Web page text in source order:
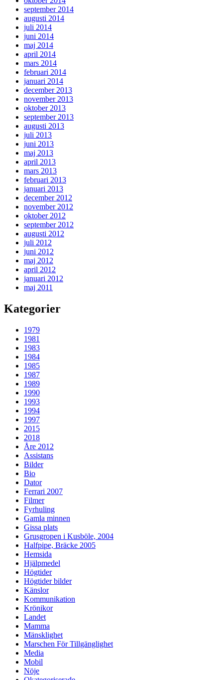
september 2014
augusti 2014
juli 2014
juni 2014
maj 2014
april 2014
mars 2014
februari 2014
januari 2014
december 2013
november 2013
oktober 2013
september 2013
augusti 2013
juli 2013
juni 2013
maj 2013
april 2013
mars 2013
februari 2013
januari 2013
december 2012
november 2012
oktober 2012
september 2012
augusti 2012
juli 2012
juni 2012
maj 2012
april 2012
januari 2012
maj 2011
Kategorier
1979
1981
1983
1984
1985
1987
1989
1990
1993
1994
1997
2015
2018
Åre 2012
Assistans
Bilder
Bio
Dator
Ferrari 2007
Filmer
Fyrhuling
Gamla minnen
Gissa plats
Grusgropen i Kusböle, 2004
Halfpipe, Bräcke 2005
Hemsida
Hjälpmedel
Högtider
Högtider bilder
Känslor
Kommunikation
Krönikor
Landet
Mamma
Mänsklighet
Marschen För Tillgänglighet
Media
Mobil
Nöje